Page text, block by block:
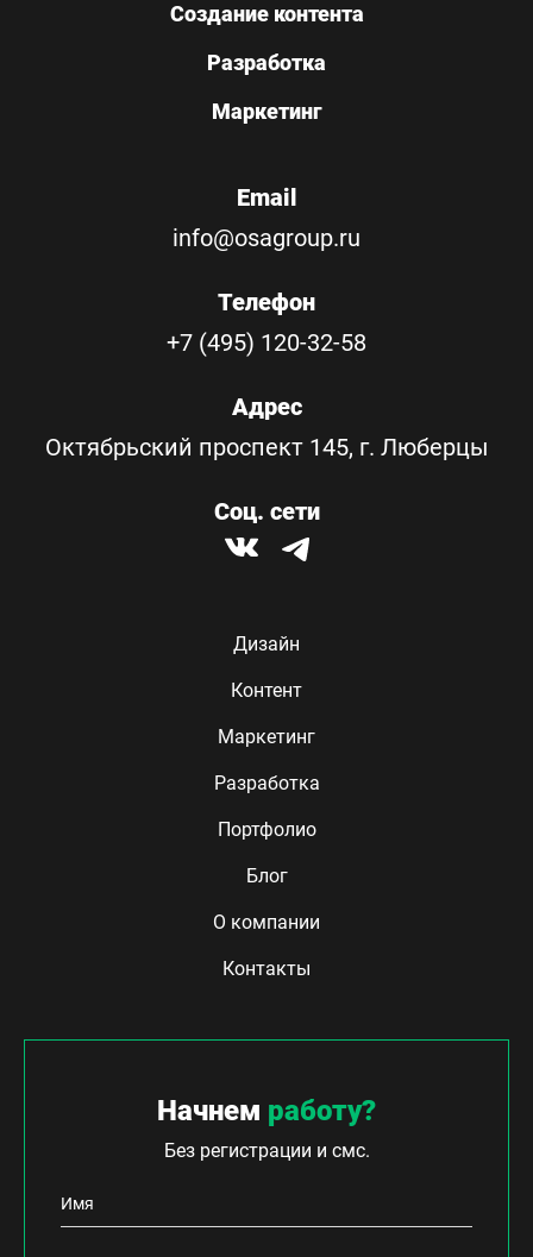
Создание контента
Разработка
Маркетинг
Email
info@osagroup.ru
Телефон
+7 (495) 120-32-58
Адрес
Октябрьский проспект 145, г. Люберцы
Соц. сети
Дизайн
Контент
Маркетинг
Разработка
Портфолио
Блог
О компании
Контакты
Начнем работу?
Без регистрации и смс.